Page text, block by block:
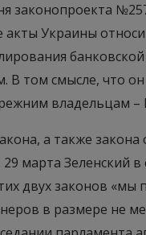
законопроекта
акты Украины
В том смысле, что
владельцам
а также
марта Зеленский
двух законов
в размере не